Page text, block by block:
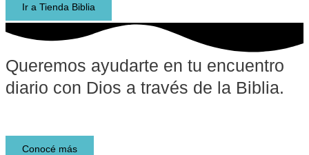
Ir a Tienda Biblia
Queremos ayudarte en tu encuentro
diario con Dios a través de la Biblia.​
Conocé más